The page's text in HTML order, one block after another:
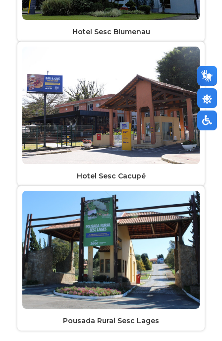
Hotel Sesc Blumenau
Hotel Sesc Cacupé
Pousada Rural Sesc Lages